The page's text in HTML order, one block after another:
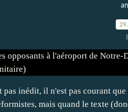
pas inédit, il n'est pas courant
mais quand le texte